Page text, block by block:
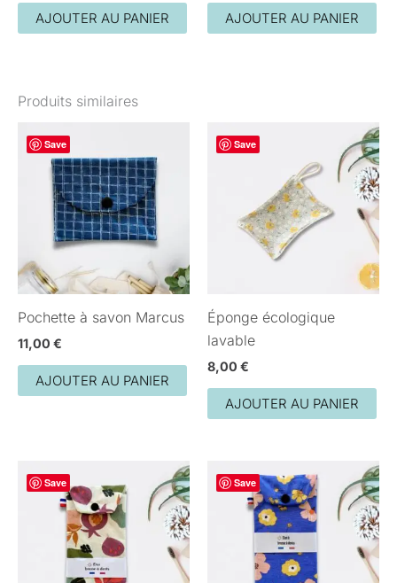
AJOUTER AU PANIER AJOUTER AU PANIER
Produits similaires
Save
Pochette à savon Marcus
11,00 €
AJOUTER AU PANIER
Save
Éponge écologique
lavable
8,00 €
AJOUTER AU PANIER
Save Save